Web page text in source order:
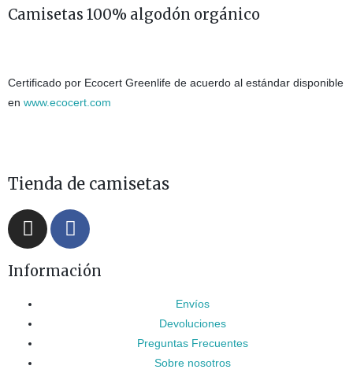
Camisetas 100% algodón orgánico
Certificado por Ecocert Greenlife de acuerdo al estándar disponible
en www.ecocert.com
Tienda de camisetas
Información
Envíos
Devoluciones
Preguntas Frecuentes
Sobre nosotros